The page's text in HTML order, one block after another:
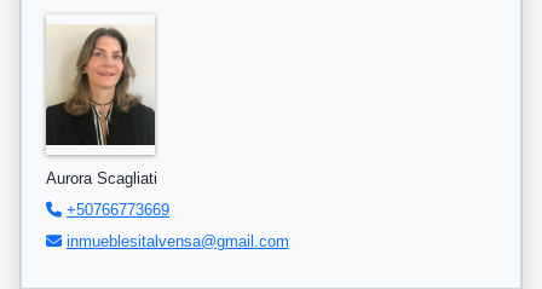
Aurora Scagliati
+50766773669
inmueblesitalvensa@gmail.com